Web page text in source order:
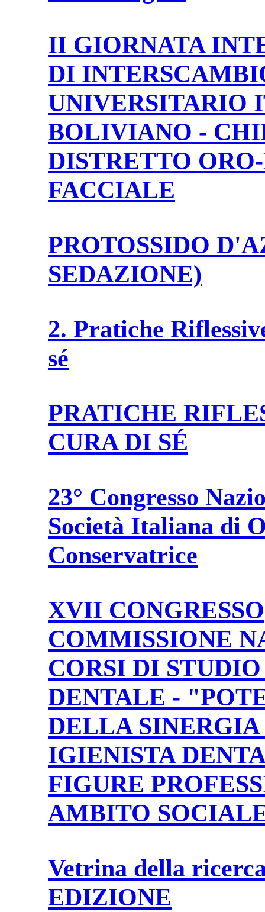
II GIORNATA
DI
UNIVERSITARIO
BOLIVIANO -
DISTRETTO
FACCIALE
PROTOSSIDO
SEDAZIONE)
2. Pratiche
sé
PRATICHE
CURA DI SÉ
23° Congresso
Società Italiana di
Conservatrice
XVII CONGRESSO
COMMISSIONE
CORSI DI
DENTALE -
DELLA SINERGIA
IGIENISTA
FIGURE
AMBITO
Vetrina della
EDIZIONE